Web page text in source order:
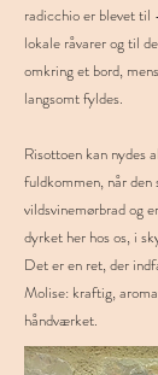
radicchio er blevet
lokale råvarer og til
omkring et bord,
langsomt fyldes.
Risottoen kan nydes
fuldkommen, når
vildsvinemørbrad og
dyrket her hos os, i
Det er en ret, der
Molise: kraftig,
håndværket.